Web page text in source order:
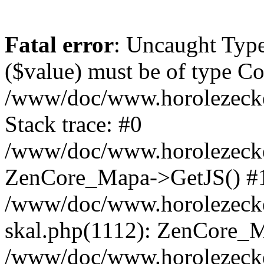
Fatal error: Uncaught
($value) must be of type
/www/doc/
Stack trace: #0
/www/doc/
ZenCore_Mapa->GetJS()
/www/doc/
skal.php(1112):
/www/doc/